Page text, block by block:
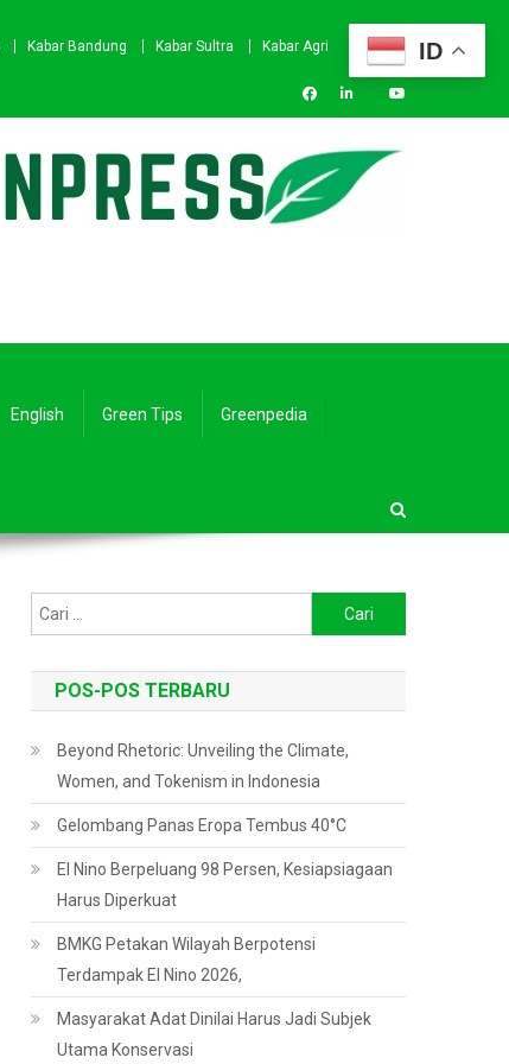
Kabar Bandung Kabar Sultra
Kabar Agri
English Green Tips Greenpedia
untuk:
POS-POS TERBARU
Beyond Rhetoric: Unveiling the Climate,
Women, and Tokenism in Indonesia
Gelombang Panas Eropa Tembus 40°C
El Nino Berpeluang 98 Persen, Kesiapsiagaan
Harus Diperkuat
BMKG Petakan Wilayah Berpotensi
Terdampak El Nino 2026,
Masyarakat Adat Dinilai Harus Jadi Subjek
Utama Konservasi
ID